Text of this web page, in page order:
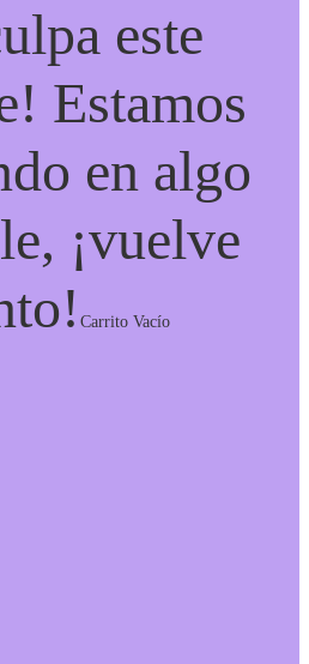
este
Estamos
en algo
¡vuelve